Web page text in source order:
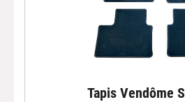
Tapis Vendôme